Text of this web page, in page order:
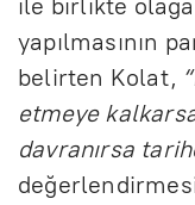
ile birlikte
yapılmasının
belirten Kolat,
etmeye
davranırsa